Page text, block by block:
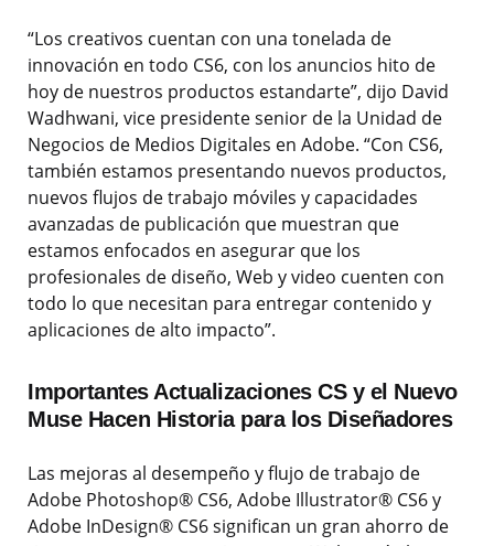
“Los creativos cuentan con una tonelada de
innovación en todo CS6, con los anuncios hito de
hoy de nuestros productos estandarte”, dijo David
Wadhwani, vice presidente senior de la Unidad de
Negocios de Medios Digitales en Adobe. “Con CS6,
también estamos presentando nuevos productos,
nuevos flujos de trabajo móviles y capacidades
avanzadas de publicación que muestran que
estamos enfocados en asegurar que los
profesionales de diseño, Web y video cuenten con
todo lo que necesitan para entregar contenido y
aplicaciones de alto impacto”.
Importantes Actualizaciones CS y el Nuevo
Muse Hacen Historia para los Diseñadores
Las mejoras al desempeño y flujo de trabajo de
Adobe Photoshop® CS6, Adobe Illustrator® CS6 y
Adobe InDesign® CS6 significan un gran ahorro de